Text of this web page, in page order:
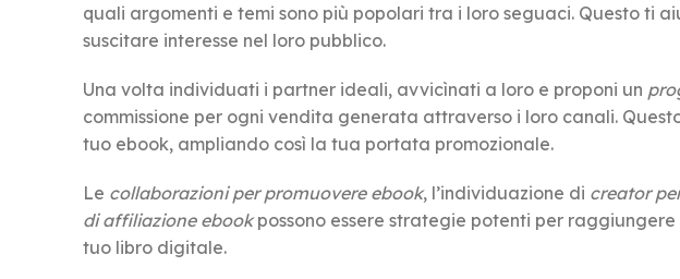
quali argomenti e temi sono più popolari tra i loro seguaci. Questo ti
suscitare interesse nel loro pubblico.
Una volta individuati i partner ideali, avvicìnati a loro e proponi un
commissione per ogni vendita generata attraverso i loro canali.
tuo ebook, ampliando così la tua portata promozionale.
Le collaborazioni per promuovere ebook, l’individuazione di creator
di affiliazione ebookpossono essere strategie potenti per
tuo libro digitale.